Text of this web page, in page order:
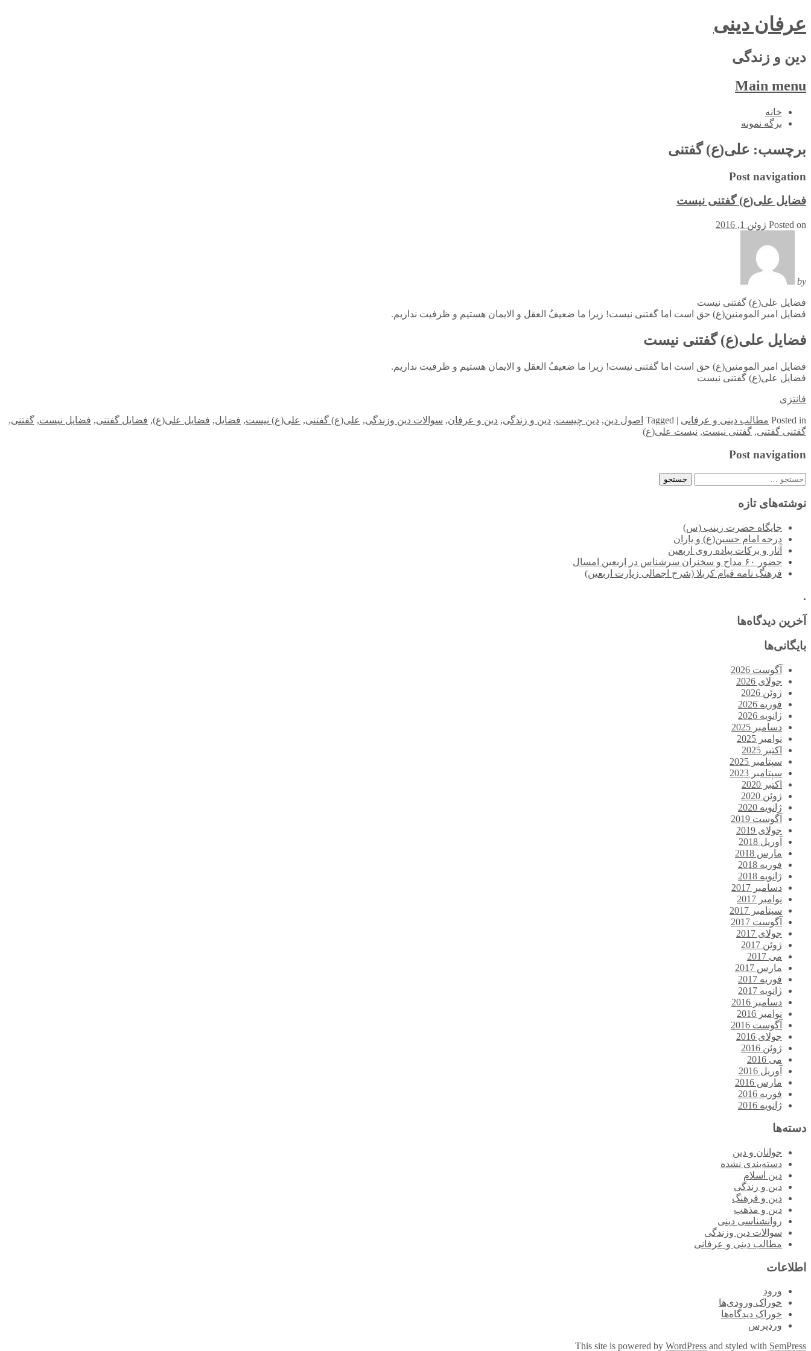
عرفان دینی
دین و زندگی
Main menu
Skip
خانه
برگه نمونه
برچسب: علی(ع) گفتنی
Post navigation
فضایل علی(ع) گفتنی نیست
Posted on ژوئن 1, 2016
by
فضایل علی(ع) گفتنی نیست
فضایل امیر المومنین(ع) حق است اما گفتنی نیست! زیرا ما ضعیفُ العقل و الایمان هستیم و ظرفیت نداریم.
فضایل علی(ع) گفتنی نیست
فضایل امیر المومنین(ع) حق است اما گفتنی نیست! زیرا ما ضعیفُ العقل و الایمان هستیم و ظرفیت نداریم.
فضایل علی(ع) گفتنی نیست
فانتزی
Posted in مطالب دینی و عرفانی |
Tagged اصول دین, دین چیست, دین و زندگی, دین و عرفان, سوالات دین وزندگی, علی(ع) گفتنی, علی(ع) نیست, فضایل, فضایل علی(ع), فضایل گفتنی, فضایل نیست, گفتنی,
گفتنی گفتنی, گفتنی نیست, نیست علی(ع)
Post navigation
جستجو
نوشته‌های تازه
جایگاه حضرت زینب (س)
درجه امام حسین(ع) و یاران
آثار و برکات پیاده روی اربعین
حضور ۶۰ مداح و سخنران سرشناس در اربعین امسال
فرهنگ نامه قیام کربلا (شرح اجمالی زیارت اربعین)
.
آخرین دیدگاه‌ها
بایگانی‌ها
آگوست 2026
جولای 2026
ژوئن 2026
فوریه 2026
ژانویه 2026
دسامبر 2025
نوامبر 2025
اکتبر 2025
سپتامبر 2025
سپتامبر 2023
اکتبر 2020
ژوئن 2020
ژانویه 2020
آگوست 2019
جولای 2019
آوریل 2018
مارس 2018
فوریه 2018
ژانویه 2018
دسامبر 2017
نوامبر 2017
سپتامبر 2017
آگوست 2017
جولای 2017
ژوئن 2017
می 2017
مارس 2017
فوریه 2017
ژانویه 2017
دسامبر 2016
نوامبر 2016
آگوست 2016
جولای 2016
ژوئن 2016
می 2016
آوریل 2016
مارس 2016
فوریه 2016
ژانویه 2016
دسته‌ها
جوانان و دین
دسته‌بندی نشده
دین اسلام
دین و زندگی
دین و فرهنگ
دین و مذهب
روانشناسی دینی
سوالات دین وزندگی
مطالب دینی و عرفانی
اطلاعات
ورود
خوراک ورودی‌ها
خوراک دیدگاه‌ها
وردپرس
This site is powered by WordPress and styled with SemPress